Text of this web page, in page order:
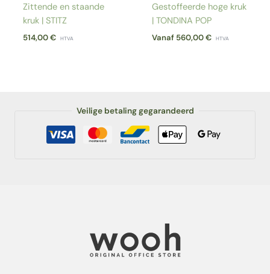
Zittende en staande
kruk | STITZ
514,00€ HTVA
Gestoffeerde hoge kruk
| TONDINA POP
Vanaf 560,00€ HTVA
Veilige betaling gegarandeerd